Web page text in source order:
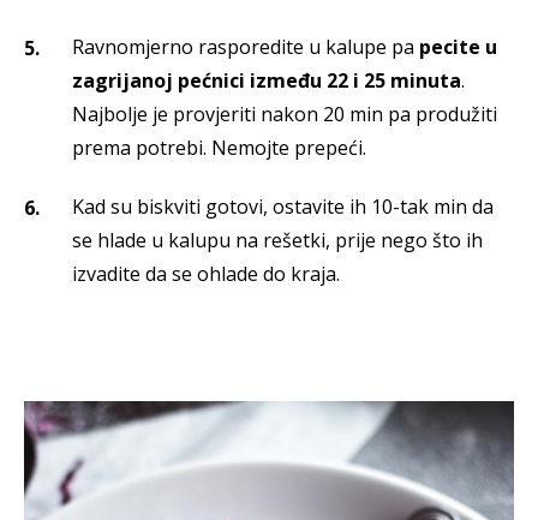
Ravnomjerno rasporedite u kalupe pa pecite u
zagrijanoj pećnici između 22 i 25 minuta.
Najbolje je provjeriti nakon 20 min pa produžiti
prema potrebi. Nemojte prepeći.
Kad su biskviti gotovi, ostavite ih 10-tak min da
se hlade u kalupu na rešetki, prije nego što ih
izvadite da se ohlade do kraja.